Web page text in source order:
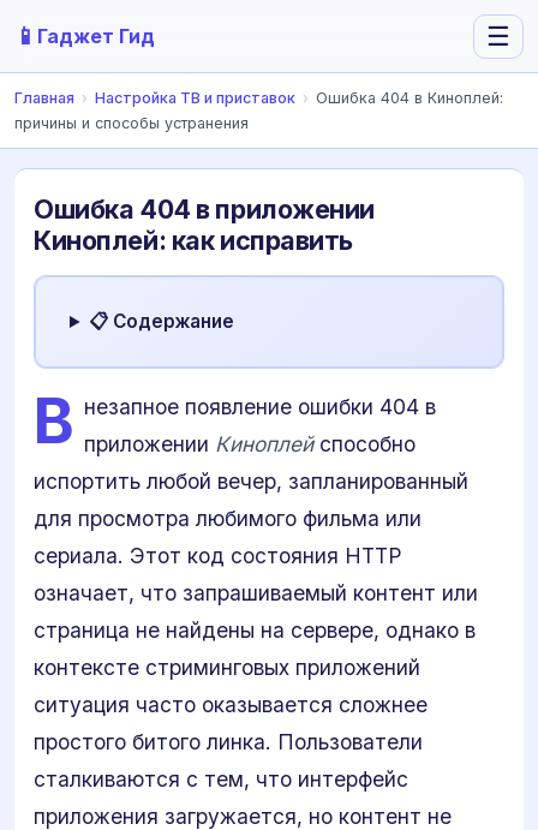
📱 Гаджет Гид ☰
Главная › Настройка ТВ и приставок › Ошибка 404 в Киноплей:
причины и способы устранения
Ошибка 404 в приложении
Киноплей: как исправить
📋 Содержание
В незапное появление ошибки 404 в
приложении Киноплейспособно
испортить любой вечер, запланированный
для просмотра любимого фильма или
сериала. Этот код состояния HTTP
означает, что запрашиваемый контент или
страница не найдены на сервере, однако в
контексте стриминговых приложений
ситуация часто оказывается сложнее
простого битого линка. Пользователи
сталкиваются с тем, что интерфейс
приложения загружается, но контент не